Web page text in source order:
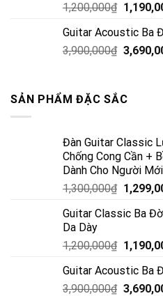
1,200,000₫
Guitar Acoustic Ba
3,900,000₫
SẢN PHẨM ĐẶC SẮC
Đàn Guitar Classic
Chống Cong Cần +
Dành Cho Người Mới
1,300,000₫
Guitar Classic Ba
Da Dày
1,200,000₫
Guitar Acoustic Ba
3,900,000₫